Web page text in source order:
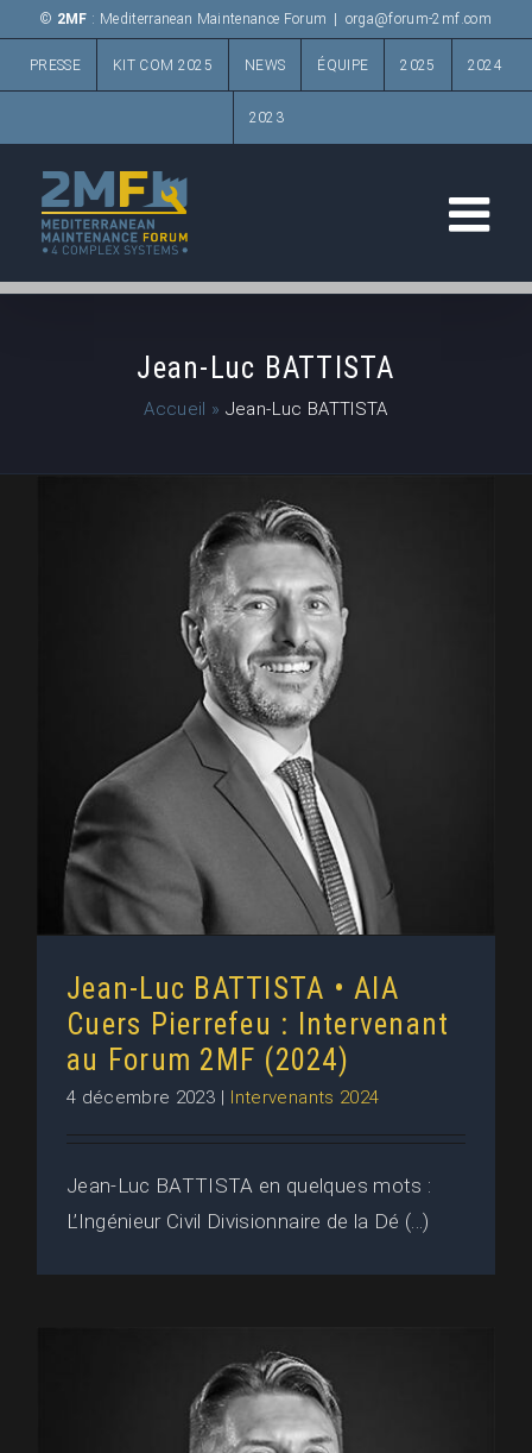
Passer
contenu
© 2MF : Mediterranean Maintenance Forum orga@forum-2mf.com
PRESSE KIT COM 2025 NEWS ÉQUIPE 2025 2024
2023
Jean-Luc BATTISTA
Accueil » Jean-Luc BATTISTA
Jean-Luc BATTISTA • AIA Cuers
Pierrefeu : Intervenant au Forum
2MF (2024)
Jean-Luc BATTISTA • AIA
Cuers Pierrefeu : Intervenant
au Forum 2MF (2024)
4 décembre 2023 Intervenants 2024
Jean-Luc BATTISTA en quelques mots :
L’Ingénieur Civil Divisionnaire de la Dé (...)